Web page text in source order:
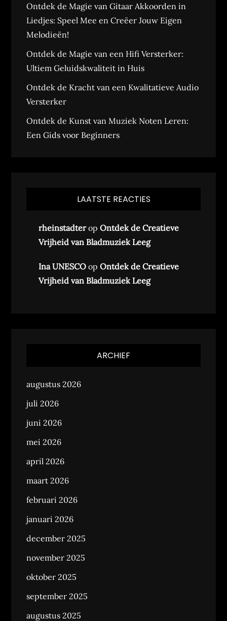
Ontdek de Magie van Gitaar Akkoorden in
Liedjes: Speel Mee en Creëer Jouw Eigen
Melodieën!
Ontdek de Magie van een Hifi Versterker:
Ultiem Geluidskwaliteit in Huis
Ontdek de Kracht van een Kwalitatieve Audio
Versterker
Ontdek de Kunst van Muziek Noten Leren:
Een Gids voor Beginners
LAATSTE REACTIES
rheinstadteropOntdek de Creatieve
Vrijheid van Bladmuziek Leeg
Ina UNESCO opOntdek de Creatieve
Vrijheid van Bladmuziek Leeg
ARCHIEF
augustus 2026
juli 2026
juni 2026
mei 2026
april 2026
maart 2026
februari 2026
januari 2026
december 2025
november 2025
oktober 2025
september 2025
augustus 2025